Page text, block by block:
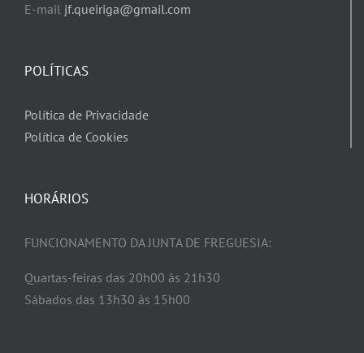
E-mail jf.queiriga@gmail.com
POLÍTICAS
Política de Privacidade
Política de Cookies
HORÁRIOS
FUNCIONAMENTO DA JUNTA DE FREGUESIA:
Quartas-feiras das 20h00 às 21h30
Sábados das 13h30 às 15h00